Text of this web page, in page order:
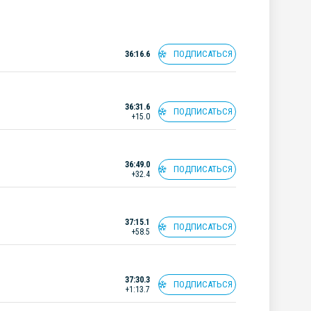
36:16.6 ПОДПИСАТЬСЯ
36:31.6
+15.0
ПОДПИСАТЬСЯ
36:49.0
+32.4
ПОДПИСАТЬСЯ
37:15.1
+58.5
ПОДПИСАТЬСЯ
37:30.3
+1:13.7
ПОДПИСАТЬСЯ